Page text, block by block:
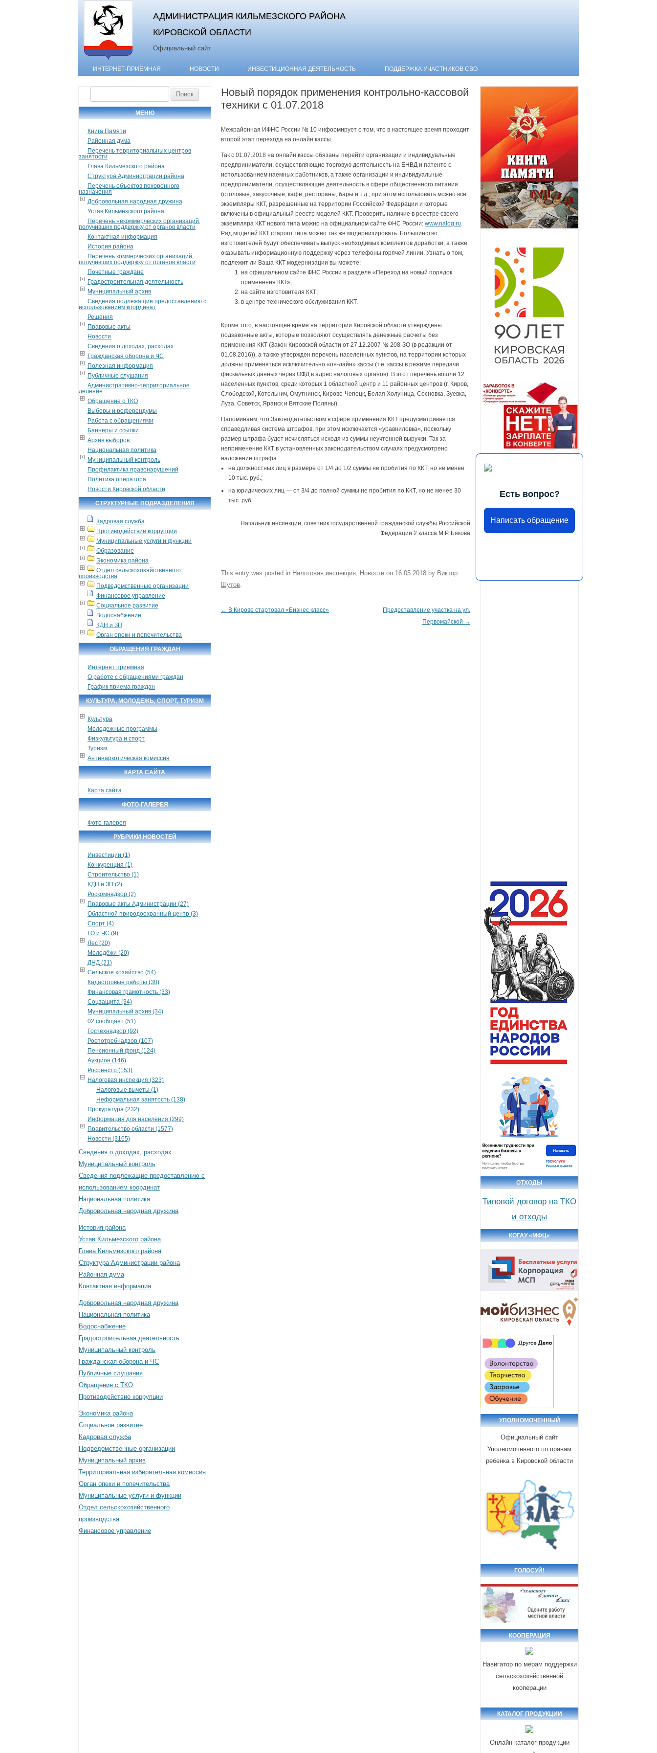
АДМИНИСТРАЦИЯ КИЛЬМЕЗСКОГО РАЙОНА
КИРОВСКОЙ ОБЛАСТИ
Официальный сайт
Skip to content
ИНТЕРНЕТ-ПРИЁМНАЯ НОВОСТИ ИНВЕСТИЦИОННАЯ ДЕЯТЕЛЬНОСТЬ ПОДДЕРЖКА УЧАСТНИКОВ СВО
МЕНЮ
Книга Памяти
Районная дума
Перечень территориальных центров
занятости
Глава Кильмезского района
Структура Администрации района
Перечень объектов похоронного
назначения
Добровольная народная дружина
Устав Кильмезского района
Перечень некоммерческих организаций,
получивших поддержку от органов власти
Контактная информация
История района
Перечень коммерческих организаций,
получивших поддержку от органов власти
Почетные граждане
Градостроительная деятельность
Муниципальный архив
Сведения подлежащие предоставлению с
использованием координат
Решения
Правовые акты
Новости
Сведения о доходах, расходах
Гражданская оборона и ЧС
Полезная информация
Публичные слушания
Административно-территориальное
деление
Обращение с ТКО
Выборы и референдумы
Работа с обращениями
Баннеры и ссылки
Архив выборов
Национальная политика
Муниципальный контроль
Профилактика правонарушений
Политика оператора
Новости Кировской области
СТРУКТУРНЫЕ ПОДРАЗДЕЛЕНИЯ
Кадровая служба
Противодействие коррупции
Муниципальные услуги и функции
Образование
Экономика района
Отдел сельскохозяйственного
производства
Подведомственные организации
Финансовое управление
Социальное развитие
Водоснабжение
КДН и ЗП
Орган опеки и попечительства
ОБРАЩЕНИЯ ГРАЖДАН
Интернет приемная
О работе с обращениями граждан
График приема граждан
КУЛЬТУРА, МОЛОДЕЖЬ, СПОРТ, ТУРИЗМ
Культура
Молодежные программы
Физкультура и спорт
Туризм
Антинаркотическая комиссия
КАРТА САЙТА
Карта сайта
ФОТО-ГАЛЕРЕЯ
Фото-галерея
РУБРИКИ НОВОСТЕЙ
Инвестиции (1)
Конкуренция (1)
Строительство (1)
КДН и ЗП (2)
Роскомнадзор (2)
Правовые акты Администрации (27)
Областной природоохранный центр (3)
Спорт (4)
ГО и ЧС (9)
Лес (20)
Молодёжи (20)
ДНД (21)
Сельское хозяйство (54)
Кадастровые работы (30)
Финансовая грамотность (33)
Соцзащита (34)
Муниципальный архив (34)
02 сообщает (51)
Гостехнадзор (92)
Роспотребнадзор (107)
Пенсионный фонд (124)
Аукцион (146)
Росреестр (153)
Налоговая инспекция (323)
Налоговые вычеты (1)
Неформальная занятость (138)
Прокуратура (232)
Информация для населения (299)
Правительство области (1577)
Новости (3165)
Сведения о доходах, расходах
Муниципальный контроль
Сведения подлежащие предоставлению с
использованием координат
Национальная политика
Добровольная народная дружина
История района
Устав Кильмезского района
Глава Кильмезского района
Структура Администрации района
Районная дума
Контактная информация
Добровольная народная дружина
Национальная политика
Водоснабжение
Градостроительная деятельность
Муниципальный контроль
Гражданская оборона и ЧС
Публичные слушания
Обращение с ТКО
Противодействие коррупции
Экономика района
Социальное развитие
Кадровая служба
Подведомственные организации
Муниципальный архив
Территориальная избирательная комиссия
Орган опеки и попечительства
Муниципальные услуги и функции
Отдел сельскохозяйственного
производства
Финансовое управление
Новый порядок применения контрольно-кассовой
техники с 01.07.2018
Межрайонная ИФНС России № 10 информирует о том, что в настоящее время проходит
второй этап перехода на онлайн кассы.
Так с 01.07.2018 на онлайн кассы обязаны перейти организации и индивидуальные
предприниматели, осуществляющие торговую деятельность на ЕНВД и патенте с
использованием наемных работников, а также организации и индивидуальные
предприниматели, осуществляющие деятельность в сфере общественного питания
(столовые, закусочные, кафе, рестораны, бары и т.д., при этом использовать можно все
экземпляры ККТ, разрешенные на территории Российской Федерации и которые
включены в официальный реестр моделей ККТ. Проверить наличие в реестре своего
экземпляра ККТ нового типа можно на официальном сайте ФНС России: www.nalog.ru.
Ряд моделей ККТ старого типа можно так же модернизировать. Большинство
изготовителей будут обеспечивать выпуск необходимых комплектов доработки, а также
оказывать информационную поддержку через телефоны горячей линии. Узнать о том,
подлежит ли Ваша ККТ модернизации вы можете:
на официальном сайте ФНС России в разделе «Переход на новый порядок
применения ККТ»;
на сайте изготовителя ККТ;
в центре технического обслуживания ККТ.
Кроме того, в настоящее время на территории Кировской области утверждены
подзаконные акты, которые позволяют осуществлять денежные расчеты без
применения ККТ (Закон Кировской области от 27.12.2007 № 208-ЗО (в редакции от
01.08.2016)), а также утвержден перечень населенных пунктов, на территории которых
должны применяться исключительно «он-лайн» кассы (т.е. кассы в режиме передачи
фискальных данных через ОФД в адрес налоговых органов). В этот перечень вошли 12
населенных пунктов, среди которых 1 областной центр и 11 районных центров (г. Киров,
Слободской, Котельнич, Омутнинск, Кирово-Чепецк, Белая Холуница, Сосновка, Зуевка,
Луза, Советск, Яранск и Вятские Поляны).
Напоминаем, что Законодательством в сфере применения ККТ предусматривается
справедливая система штрафов, при этом исключается «уравниловка», поскольку
размер штрафа будет исчисляться исходя из суммы неучтенной выручки. Так за
неприменение ККТ в установленных законодательством случаях предусмотрено
наложение штрафа
на должностных лиц в размере от 1/4 до 1/2 суммы не пробития по ККТ, но не менее
10 тыс. руб.;
на юридических лиц — от 3/4 до полной суммы не пробития по ККТ, но не менее 30
тыс. руб.
Начальник инспекции, советник государственной гражданской службы Российской
Федерации 2 класса М.Р. Бякова
This entry was posted in Налоговая инспекция Новости on 16.05.2018 by Виктор
Шутов
Post navigation
← В Кирове стартовал «Бизнес класс»
Предоставление участка на ул.
Первомайской →
Есть вопрос?
Написать обращение
ОТХОДЫ
Типовой договор на ТКО
и отходы
КОГАУ «МФЦ»
УПОЛНОМОЧЕННЫЙ
Официальный сайт
Уполномоченного по правам
ребенка в Кировской области
ГОЛОСУЙ!
КООПЕРАЦИЯ
Навигатор по мерам поддержки
сельскохозяйственной
кооперации
КАТАЛОГ ПРОДУКЦИИ
Онлайн-каталог продукции